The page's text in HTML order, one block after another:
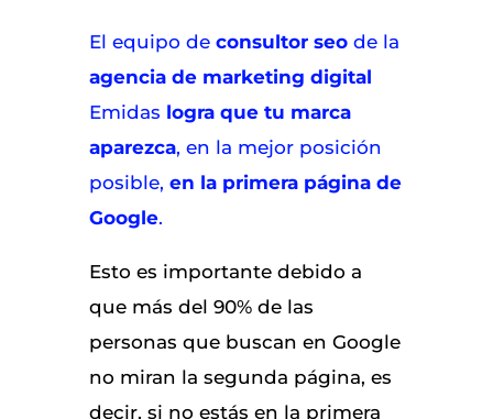
El equipo de consultor seode la
agencia de marketing digital
Emidas logra que tu marca
aparezca, en la mejor posición
posible, en la primera página de
Google.
Esto es importante debido a
que más del 90% de las
personas que buscan en Google
no miran la segunda página, es
decir, si no estás en la primera